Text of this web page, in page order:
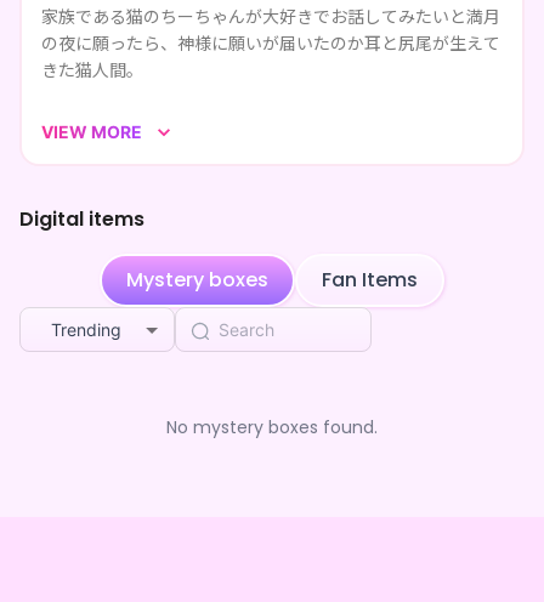
家族である猫のちーちゃんが大好きでお話してみたいと満月
の夜に願ったら、神様に願いが届いたのか耳と尻尾が生えて
きた猫人間。
マイペースで平和主義、束縛なんて大嫌い！
桃のようにふんわりとした色の灯火で、みんなの心を包み込
みたい。
「私と一緒にまったりした時間を過ごそう？」
VIEW MORE
Digital items
Mystery boxes Fan Items
Trending
No mystery boxes found.